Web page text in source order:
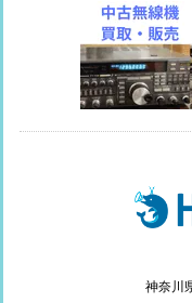
神奈川